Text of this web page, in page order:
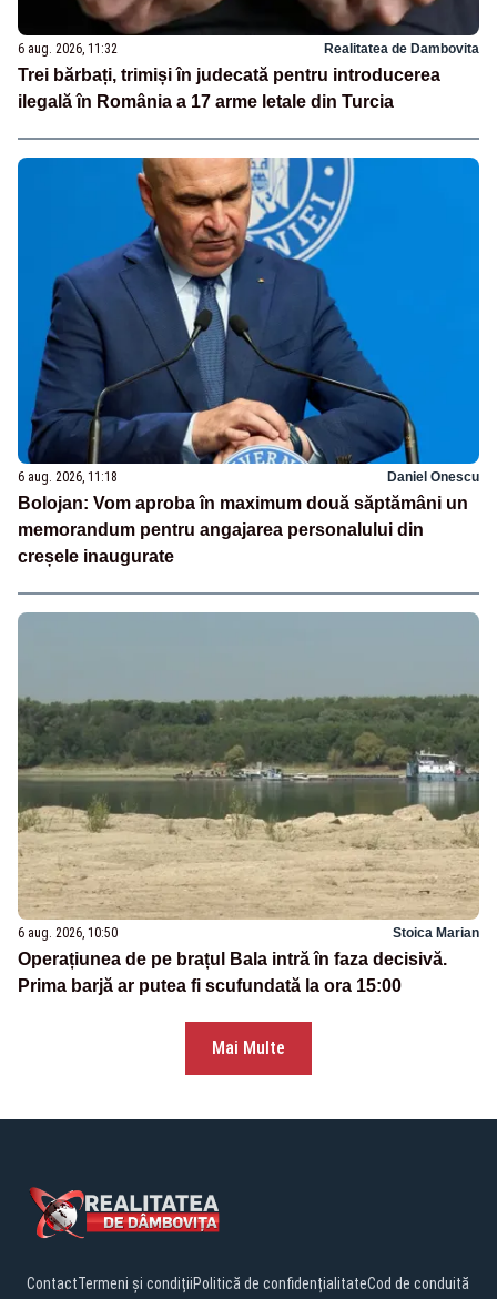
6 aug. 2026, 11:32 Realitatea de Dambovita
Trei bărbați, trimiși în judecată pentru introducerea
ilegală în România a 17 arme letale din Turcia
6 aug. 2026, 11:18 Daniel Onescu
Bolojan: Vom aproba în maximum două săptămâni un
memorandum pentru angajarea personalului din
creșele inaugurate
6 aug. 2026, 10:50 Stoica Marian
Operațiunea de pe brațul Bala intră în faza decisivă.
Prima barjă ar putea fi scufundată la ora 15:00
Mai Multe
ContactTermeni și condițiiPolitică de confidențialitateCod de conduită